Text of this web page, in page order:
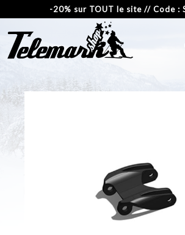
-20% sur TOUT le site // Code :